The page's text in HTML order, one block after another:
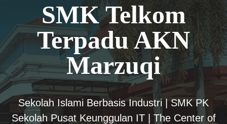
SMK Telkom
Terpadu AKN
Marzuqi
Sekolah Islami Berbasis Industri | SMK PK
Sekolah Pusat Keunggulan IT | The Center of